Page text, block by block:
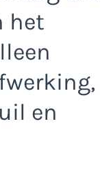
het
en